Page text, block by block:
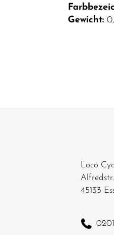
Gewicht:
Loco
45133